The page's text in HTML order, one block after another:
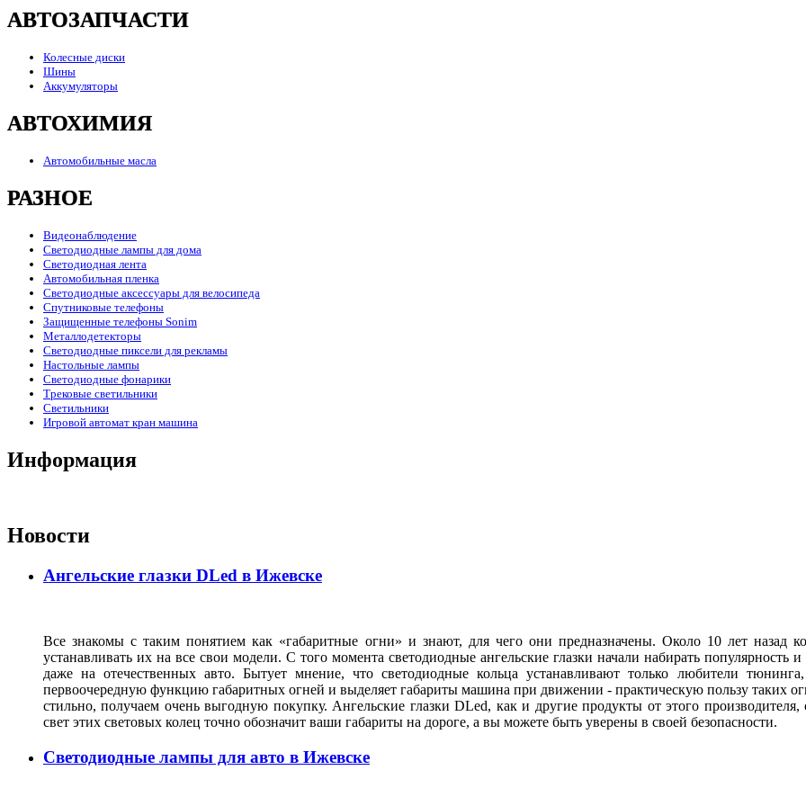
АВТОЗАПЧАСТИ
Колесные диски
Шины
Аккумуляторы
АВТОХИМИЯ
Автомобильные масла
РАЗНОЕ
Видеонаблюдение
Светодиодные лампы для дома
Светодиодная лента
Автомобильная пленка
Светодиодные аксессуары для велосипеда
Спутниковые телефоны
Защищенные телефоны Sonim
Металлодетекторы
Светодиодные пиксели для рекламы
Настольные лампы
Светодиодные фонарики
Трековые светильники
Светильники
Игровой автомат кран машина
Информация
Новости
Ангельские глазки DLed в Ижевске
Все знакомы с таким понятием как «габаритные огни» и знают, для чего они предназначены. Около 10 лет
устанавливать их на все свои модели. С того момента светодиодные ангельские глазки начали набирать
даже на отечественных авто. Бытует мнение, что светодиодные кольца устанавливают только любители
первоочередную функцию габаритных огней и выделяет габариты машина при движении - практическую пользу таких
стильно, получаем очень выгодную покупку. Ангельские глазки DLed, как и другие продукты от этого
свет этих световых колец точно обозначит ваши габариты на дороге, а вы можете быть уверены в своей безопасности.
Светодиодные лампы для авто в Ижевске